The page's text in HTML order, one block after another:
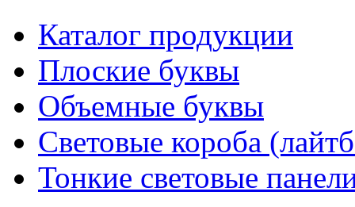
Каталог продукции
Плоские буквы
Объемные буквы
Световые короба
Тонкие световые